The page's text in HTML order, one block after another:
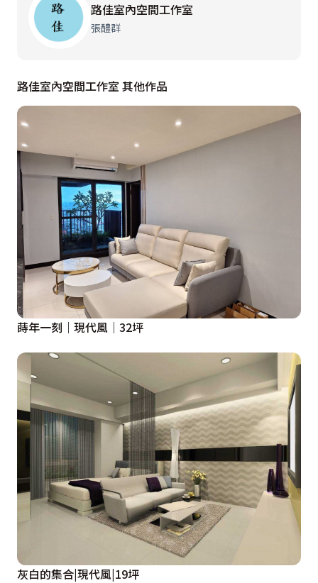
路佳室內空間工作室
張醴群
路佳室內空間工作室 其他作品
蒔年一刻｜現代風｜32坪
灰白的集合|現代風|19坪